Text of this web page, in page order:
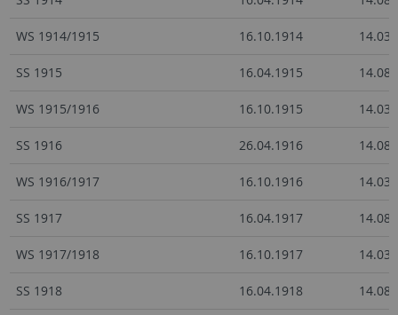
WS 1914/1915 16.10.1914
SS 1915 16.04.1915
WS 1915/1916 16.10.1915
SS 1916 26.04.1916
WS 1916/1917 16.10.1916
SS 1917 16.04.1917
WS 1917/1918 16.10.1917
SS 1918 16.04.1918